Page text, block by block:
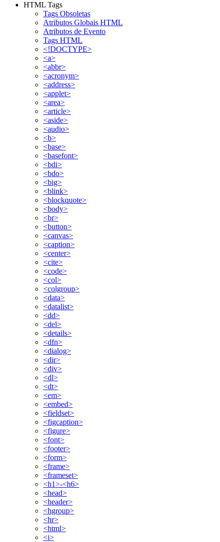
HTML Tags
Tags Obsoletas
Atributos Globais HTML
Atributos de Evento
Tags HTML
<!DOCTYPE>
<a>
<abbr>
<acronym>
<address>
<applet>
<area>
<article>
<aside>
<audio>
<b>
<base>
<basefont>
<bdi>
<bdo>
<big>
<blink>
<blockquote>
<body>
<br>
<button>
<canvas>
<caption>
<center>
<cite>
<code>
<col>
<colgroup>
<data>
<datalist>
<dd>
<del>
<details>
<dfn>
<dialog>
<dir>
<div>
<dl>
<dt>
<em>
<embed>
<fieldset>
<figcaption>
<figure>
<font>
<footer>
<form>
<frame>
<frameset>
<h1>-<h6>
<head>
<header>
<hgroup>
<hr>
<html>
<i>